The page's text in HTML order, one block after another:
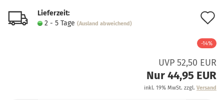
Lieferzeit:
2 - 5 Tage (Ausland abweichend)
-14%
UVP 52,50 EUR
Nur 44,95 EUR
inkl. 19% MwSt. zzgl. Versand